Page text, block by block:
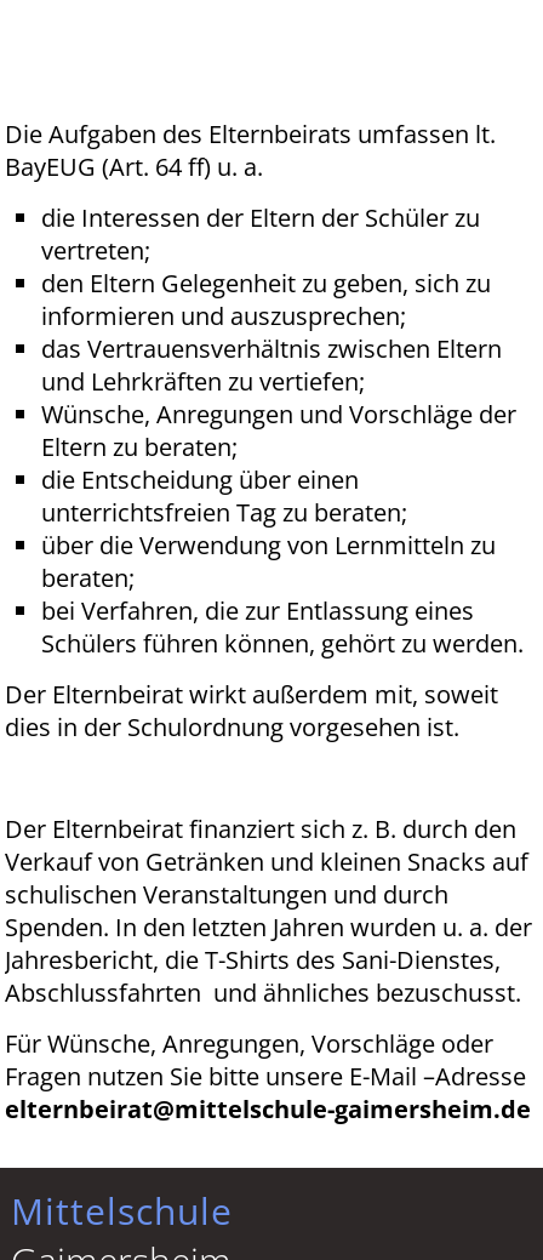
Die Aufgaben des Elternbeirats umfassen lt.
BayEUG (Art. 64 ff) u. a.
die Interessen der Eltern der Schüler zu
vertreten;
den Eltern Gelegenheit zu geben, sich zu
informieren und auszusprechen;
das Vertrauensverhältnis zwischen Eltern
und Lehrkräften zu vertiefen;
Wünsche, Anregungen und Vorschläge der
Eltern zu beraten;
die Entscheidung über einen
unterrichtsfreien Tag zu beraten;
über die Verwendung von Lernmitteln zu
beraten;
bei Verfahren, die zur Entlassung eines
Schülers führen können, gehört zu werden.
Der Elternbeirat wirkt außerdem mit, soweit
dies in der Schulordnung vorgesehen ist.
Der Elternbeirat finanziert sich z. B. durch den
Verkauf von Getränken und kleinen Snacks auf
schulischen Veranstaltungen und durch
Spenden. In den letzten Jahren wurden u. a. der
Jahresbericht, die T-Shirts des Sani-Dienstes,
Abschlussfahrten und ähnliches bezuschusst.
Für Wünsche, Anregungen, Vorschläge oder
Fragen nutzen Sie bitte unsere E-Mail –Adresse
elternbeirat@mittelschule-gaimersheim.de
Mittelschule